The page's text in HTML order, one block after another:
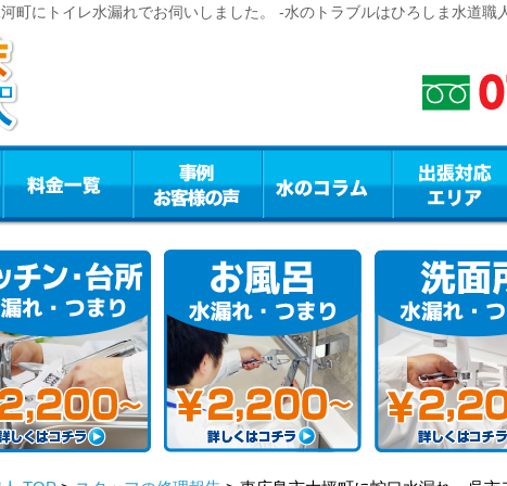
町にトイレ水漏れでお伺いしました。 -水のトラブルはひろしま水道職